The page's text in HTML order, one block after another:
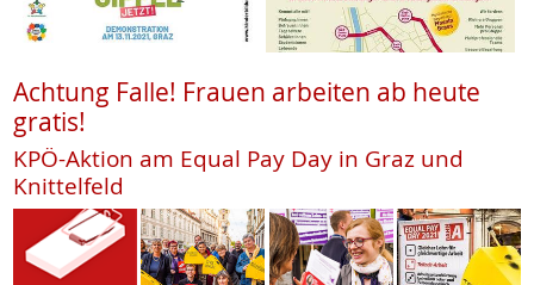
Achtung Falle! Frauen arbeiten ab heute
gratis!
KPÖ-Aktion am Equal Pay Day in Graz und
Knittelfeld